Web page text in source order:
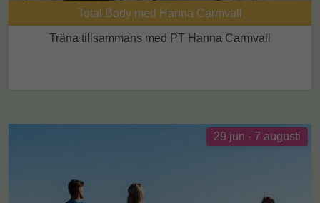
Total Body med Hanna Carmvall
Träna tillsammans med PT Hanna Carmvall
29 jun - 7 augusti